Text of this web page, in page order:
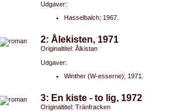
Udgaver:
Hasselbalch; 1967.
2: Ålekisten, 1971
Originaltitel: Ålkistan
Udgaver:
Winther (W-esserne); 1971.
3: En kiste - to lig, 1972
Originaltitel: Tränfracken